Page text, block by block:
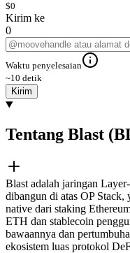
$0
Kirim ke
0
Waktu penyelesaian
~10 detik
Kirim
Tentang Blast
Blast adalah jaringan
dibangun di atas OP Stack,
native dari staking
ETH dan stablecoin
bawaannya dan
ekosistem luas protokol